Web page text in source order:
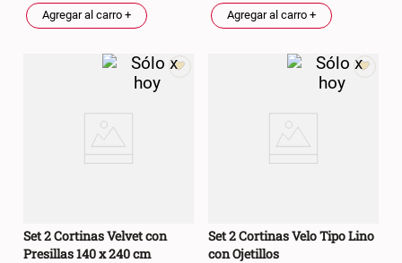
Agregar al carro + Agregar al carro +
Set 2 Cortinas Velvet con
Presillas 140 x 240 cm
Set 2 Cortinas Velo Tipo Lino
con Ojetillos